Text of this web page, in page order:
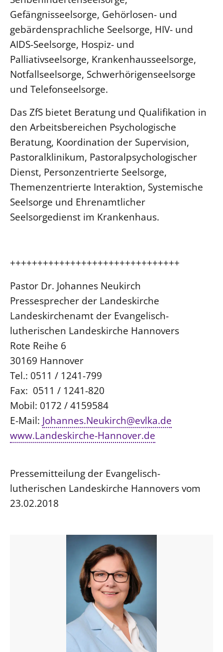
Gefängnisseelsorge, Gehörlosen- und
gebärdensprachliche Seelsorge, HIV- und
AIDS-Seelsorge, Hospiz- und
Palliativseelsorge, Krankenhausseelsorge,
Notfallseelsorge, Schwerhörigenseelsorge
und Telefonseelsorge.
Das ZfS bietet Beratung und Qualifikation in
den Arbeitsbereichen Psychologische
Beratung, Koordination der Supervision,
Pastoralklinikum, Pastoralpsychologischer
Dienst, Personzentrierte Seelsorge,
Themenzentrierte Interaktion, Systemische
Seelsorge und Ehrenamtlicher
Seelsorgedienst im Krankenhaus.
+++++++++++++++++++++++++++++++
Pastor Dr. Johannes Neukirch
Pressesprecher der Landeskirche
Landeskirchenamt der Evangelisch-
lutherischen Landeskirche Hannovers
Rote Reihe 6
30169 Hannover
Tel.: 0511 / 1241-799
Fax: 0511 / 1241-820
Mobil: 0172 / 4159584
E-Mail: Johannes.Neukirch@evlka.de
www.Landeskirche-Hannover.de
Pressemitteilung der Evangelisch-
lutherischen Landeskirche Hannovers vom
23.02.2018